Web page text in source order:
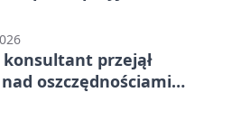
konsultant przejął
oszczędnościami